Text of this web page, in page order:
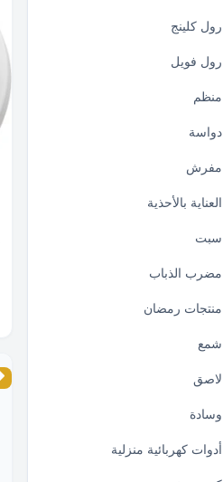
رول كلينج
رول فويل
منظم
دواسة
مفرش
العناية بالأحذية
سبت
مضرب الذباب
منتجات رمضان
شمع
لاصق
وسادة
أدوات كهربائية منزلية